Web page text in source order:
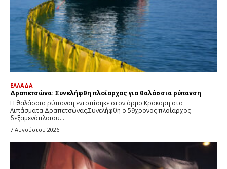
ΕΛΛΑΔΑ
Δραπετσώνα: Συνελήφθη πλοίαρχος για θαλάσσια ρύπανση
Η θαλάσσια ρύπανση εντοπίσηκε στον όρμο Κράκαρη στα
Λιπάσματα Δραπετσώνας.Συνελήφθη ο 59χρονος πλοίαρχος
δεξαμενόπλοιου...
7 Αυγούστου 2026